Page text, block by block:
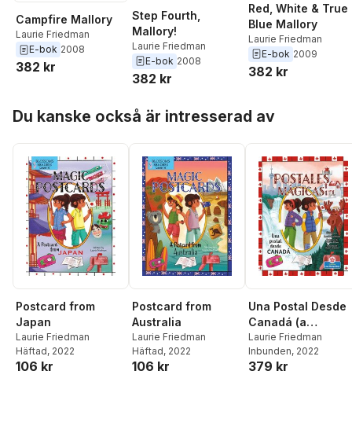
Campfire Mallory
Laurie Friedman
E-bok 2008
382 kr
Step Fourth,
Mallory!
Laurie Friedman
E-bok 2008
382 kr
Red, White & True
Blue Mallory
Laurie Friedman
E-bok 2009
382 kr
Du kanske också är intresserad av
Postcard from
Japan
Laurie Friedman
Häftad, 2022
106 kr
Postcard from
Australia
Laurie Friedman
Häftad, 2022
106 kr
Una Postal Desde
Canadá (a
Postcard from
Canada)
Laurie Friedman
Inbunden, 2022
379 kr